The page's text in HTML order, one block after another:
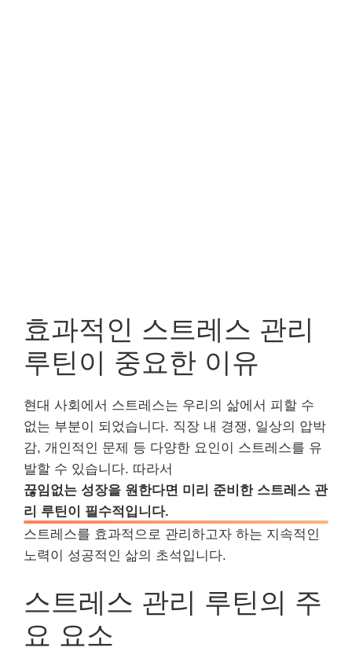
효과적인 스트레스 관리
루틴이 중요한 이유
현대 사회에서 스트레스는 우리의 삶에서 피할 수
없는 부분이 되었습니다. 직장 내 경쟁, 일상의 압박
감, 개인적인 문제 등 다양한 요인이 스트레스를 유
발할 수 있습니다. 따라서
끊임없는 성장을 원한다면 미리 준비한 스트레스 관
리 루틴이 필수적입니다.
스트레스를 효과적으로 관리하고자 하는 지속적인
노력이 성공적인 삶의 초석입니다.
스트레스 관리 루틴의 주
요 요소